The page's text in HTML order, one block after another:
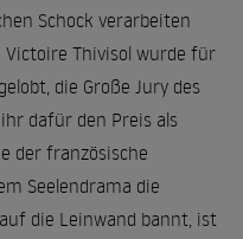
Schock verarbeiten
Thivisol wurde für
die Große Jury des
dafür den Preis als
der französische
Seelendrama die
die Leinwand bannt, ist